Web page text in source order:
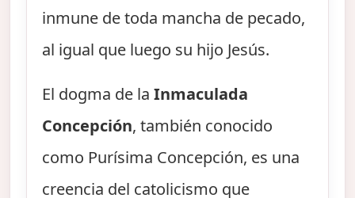
inmune de toda mancha de pecado,
al igual que luego su hijo Jesús.
El dogma de laInmaculada
Concepción, también conocido
como Purísima Concepción, es una
creencia del catolicismo que